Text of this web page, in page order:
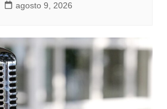
agosto 9, 2026